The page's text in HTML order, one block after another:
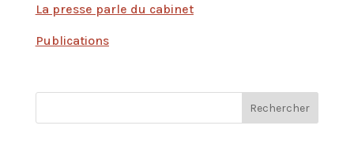
La presse parle du cabinet
Publications
Rechercher